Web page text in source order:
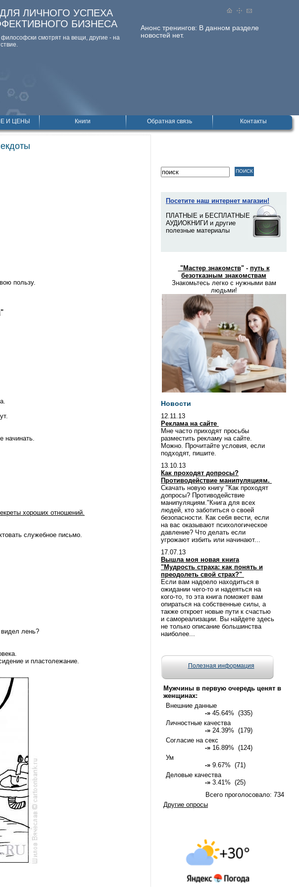
Анонс тренингов: В данном разделе
новостей нет.
ЛИЧНОГО УСПЕХА
БИЗНЕСА
смотpят на вещи, дpугие - на
И ЦЕНЫ Книги Обратная связь Контакты
пользу.
"
начинать.
хороших отношений.
служебное письмо.
видел лень?
и пластолежание.
Посетите наш интернет магазин!
ПЛАТНЫЕ и БЕСПЛАТНЫЕ
АУДИОКНИГИ и другие
полезные материалы
"Мастер знакомств" - путь к
безотказным знакомствам
Знакомьтесь легко с нужными вам
людьми!
Новости
12.11.13
Реклама на сайте
Мне часто приходят просьбы
разместить рекламу на сайте.
Можно. Прочитайте условия, если
подходят, пишите.
13.10.13
Как проходят допросы?
Противодействие манипуляциям.
Скачать новую книгу "Как проходят
допросы? Противодействие
манипуляциям."Книга для всех
людей, кто заботиться о своей
безопасности. Как себя вести, если
на вас оказывают психологическое
давление? Что делать если
угрожают избить или начинают...
17.07.13
Вышла моя новая книга
"Мудрость страха: как понять и
преодолеть свой страх?"
Если вам надоело находиться в
ожидании чего-то и надеяться на
кого-то, то эта книга поможет вам
опираться на собственные силы, а
также откроет новые пути к счастью
и самореализации. Вы найдете здесь
не только описание большинства
наиболее...
Полезная информация
Мужчины в первую очередь ценят в
женщинах:
Внешние данные
-» 45.64% (335)
Личностные качества
-» 24.39% (179)
Согласие на секс
-» 16.89% (124)
Ум
-» 9.67% (71)
Деловые качества
-» 3.41% (25)
Всего проголосовало: 734
Другие опросы